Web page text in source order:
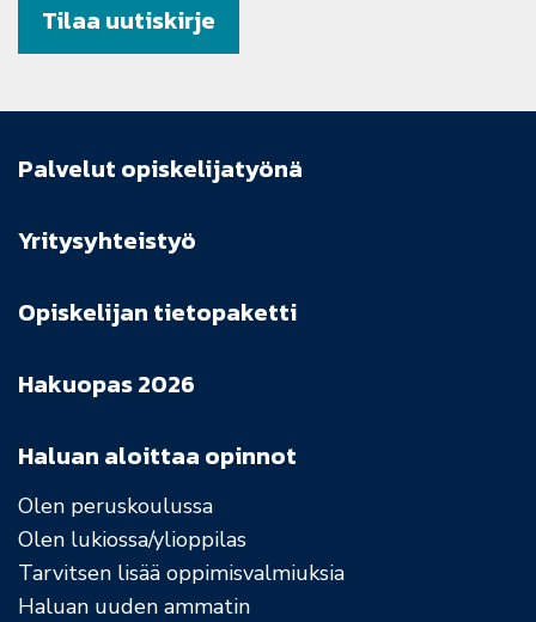
Tilaa uutiskirje
Haluan aloittaa opinnot
Olen peruskoulussa
Olen lukiossa/ylioppilas
Tarvitsen lisää oppimisvalmiuksia
Haluan uuden ammatin
Palvelut opiskelijatyönä
Yritysyhteistyö
Opiskelijan tietopaketti
Hakuopas 2026